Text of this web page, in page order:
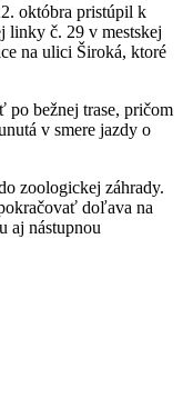
októbra pristúpil k
linky č. 29 v mestskej
na ulici Široká, ktoré
po bežnej trase, pričom
v smere jazdy o
zoologickej záhrady.
doľava na
aj nástupnou